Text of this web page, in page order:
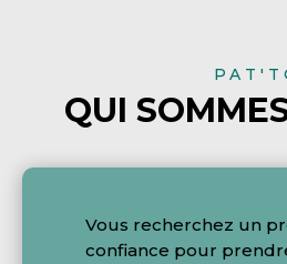
QUI
Vous recherchez un
confiance pour